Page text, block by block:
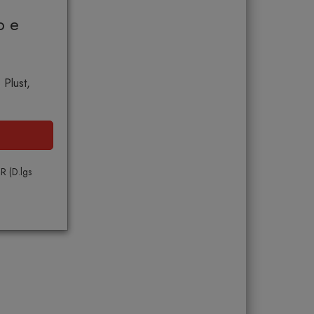
e
(D.lgs